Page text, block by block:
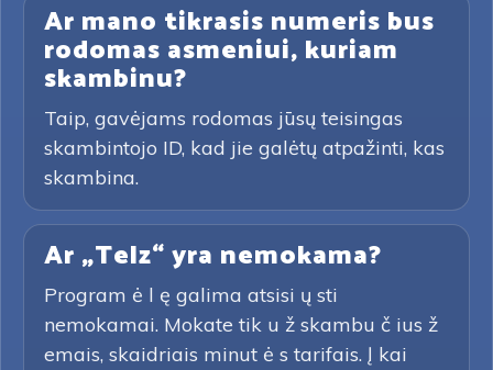
Ar mano tikrasis numeris bus
rodomas asmeniui, kuriam
skambinu?
Taip, gavėjams rodomas jūsų teisingas
skambintojo ID, kad jie galėtų atpažinti, kas
skambina.
Ar „Telz“ yra nemokama?
Program ė l ę galima atsisi ų sti
nemokamai. Mokate tik u ž skambu č ius ž
emais, skaidriais minut ė s tarifais. Į kai